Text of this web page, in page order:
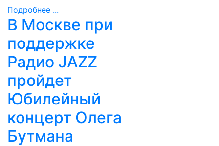
Подробнее ...
В Москве при
поддержке
Радио JAZZ
пройдет
Юбилейный
концерт Олега
Бутмана